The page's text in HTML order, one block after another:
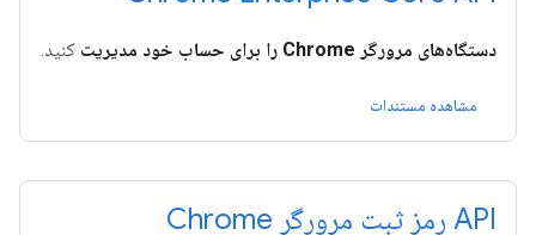
دستگاه‌های مرورگر Chrome را برای حساب خود مدیریت کنید.
مشاهده مستندات
API رمز ثبت مرورگر Chrome